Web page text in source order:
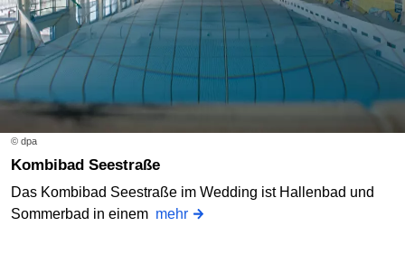
© dpa
Kombibad Seestraße
Das Kombibad Seestraße im Wedding ist Hallenbad und
Sommerbad in einem mehr